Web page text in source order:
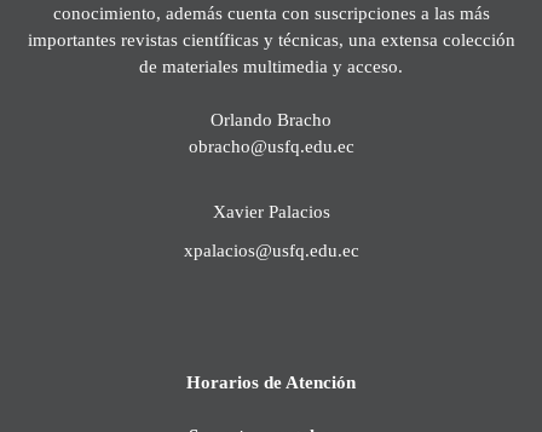
conocimiento, además cuenta con suscripciones a las más
importantes revistas científicas y técnicas, una extensa colección
de materiales multimedia y acceso.
Orlando Bracho
obracho@usfq.edu.ec
Xavier Palacios
xpalacios@usfq.edu.ec
Horarios de Atención